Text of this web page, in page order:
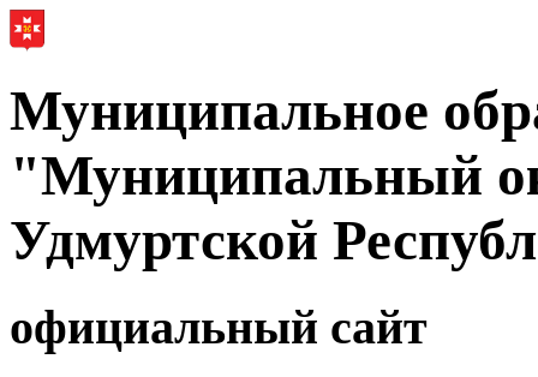
Муниципальное
"Муниципальный
Удмуртской
официальный сайт